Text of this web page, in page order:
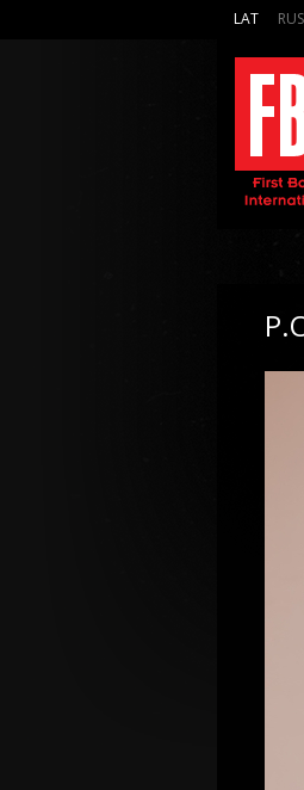
LAT RUS